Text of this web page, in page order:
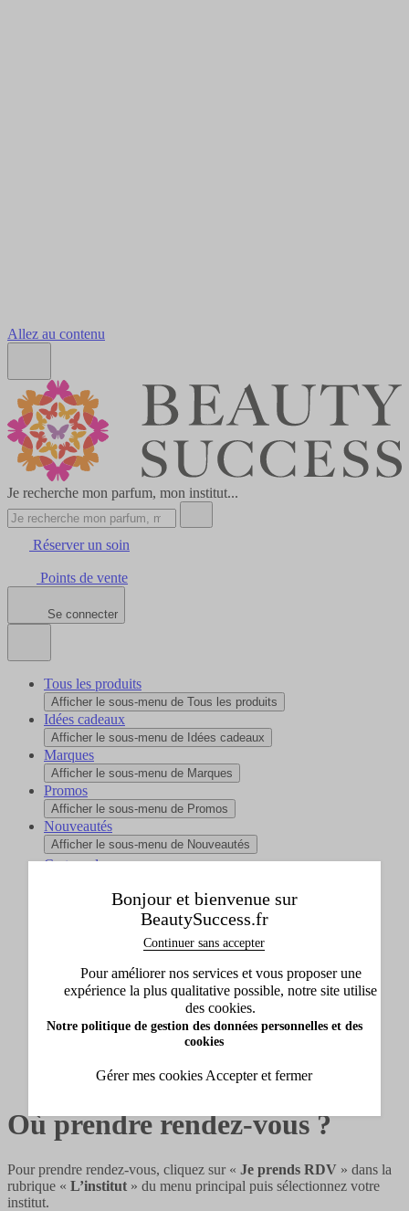
Allez au contenu
Je recherche mon parfum, mon institut...
Réserver un soin
Points de vente
Se connecter
Tous les produits
Afficher le sous-menu de Tous les produits
Idées cadeaux
Afficher le sous-menu de Idées cadeaux
Marques
Afficher le sous-menu de Marques
Promos
Afficher le sous-menu de Promos
Nouveautés
Afficher le sous-menu de Nouveautés
Carte cadeau
Collection Beauty Success
Afficher le sous-menu de Collection Beauty Success
Afficher le sous-menu de L'INSTITUT
Mes rendez-vous en institut
Où prendre rendez-vous ?
Où prendre rendez-vous ?
Pour prendre rendez-vous, cliquez sur « Je prends RDV » dans la
rubrique « L’institut » du menu principal puis sélectionnez votre
institut.
Bonjour et bienvenue sur
BeautySuccess.fr
Continuer sans accepter
Pour améliorer nos services et vous proposer une
expérience la plus qualitative possible, notre site utilise
des cookies.
Notre politique de gestion des données personnelles et des
cookies
Gérer mes cookies Accepter et fermer